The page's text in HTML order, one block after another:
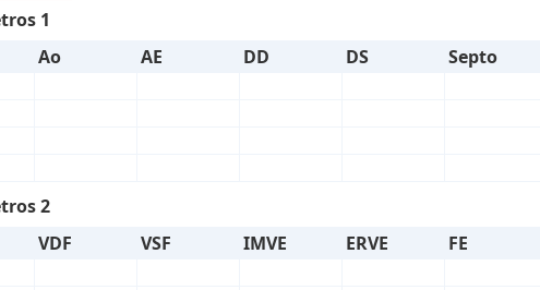
1
Ao AE DD DS Septo
2
VDF VSF IMVE ERVE FE